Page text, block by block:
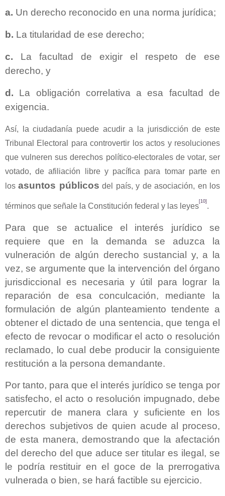
a. Un derecho reconocido en una norma jurídica;
b. La titularidad de ese derecho;
c. La facultad de exigir el respeto de ese
derecho, y
d. La obligación correlativa a esa facultad de
exigencia.
Así, la ciudadanía puede acudir a la jurisdicción de este
Tribunal Electoral para controvertir los actos y resoluciones
que vulneren sus derechos político-electorales de votar, ser
votado, de afiliación libre y pacífica para tomar parte en
losasuntos públicos del país, y de asociación, en los
términos que señale la Constitución federal y las leyes
[10]
.
Para que se actualice el interés jurídico se
requiere que en la demanda se aduzca la
vulneración de algún derecho sustancial y, a la
vez, se argumente que la intervención del órgano
jurisdiccional es necesaria y útil para lograr la
reparación de esa conculcación, mediante la
formulación de algún planteamiento tendente a
obtener el dictado de una sentencia, que tenga el
efecto de revocar o modificar el acto o resolución
reclamado, lo cual debe producir la consiguiente
restitución a la persona demandante.
Por tanto, para que el interés jurídico se tenga por
satisfecho, el acto o resolución impugnado, debe
repercutir de manera clara y suficiente en los
derechos subjetivos de quien acude al proceso,
de esta manera, demostrando que la afectación
del derecho del que aduce ser titular es ilegal, se
le podría restituir en el goce de la prerrogativa
vulnerada o bien, se hará factible su ejercicio.